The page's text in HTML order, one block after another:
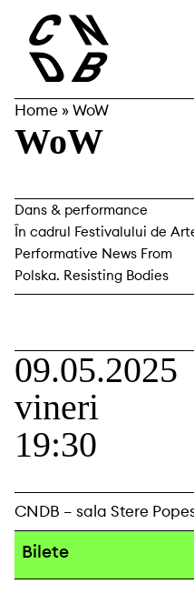
content
caută
Home »WoW
WoW
Dans & performance
În cadrul Festivalului de
Performative News From
Polska. Resisting Bodies
09.05.2025
vineri
19:30
CNDB – sala Stere
Bilete